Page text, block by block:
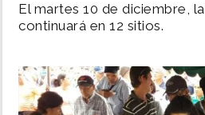
NACIONAL
SHOW
El martes 10 de diciembre,
continuará en 12 sitios.